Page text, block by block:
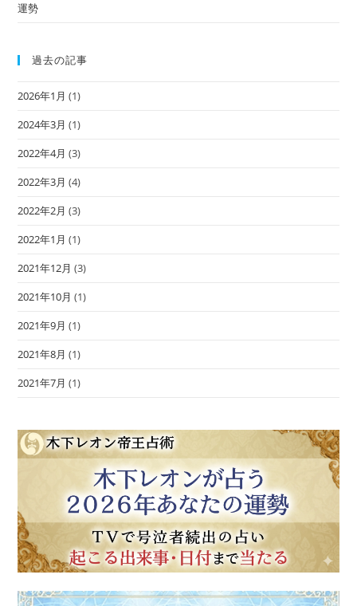
運勢
過去の記事
2026年1月 (1)
2024年3月 (1)
2022年4月 (3)
2022年3月 (4)
2022年2月 (3)
2022年1月 (1)
2021年12月 (3)
2021年10月 (1)
2021年9月 (1)
2021年8月 (1)
2021年7月 (1)